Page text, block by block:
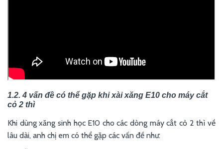
1.2. 4 vấn đề có thể gặp khi xài xăng E10 cho máy cắt
cỏ 2 thì
Khi dùng xăng sinh học E10 cho các dòng máy cắt cỏ 2 thì về
lâu dài, anh chị em có thể gặp các vấn đề như: